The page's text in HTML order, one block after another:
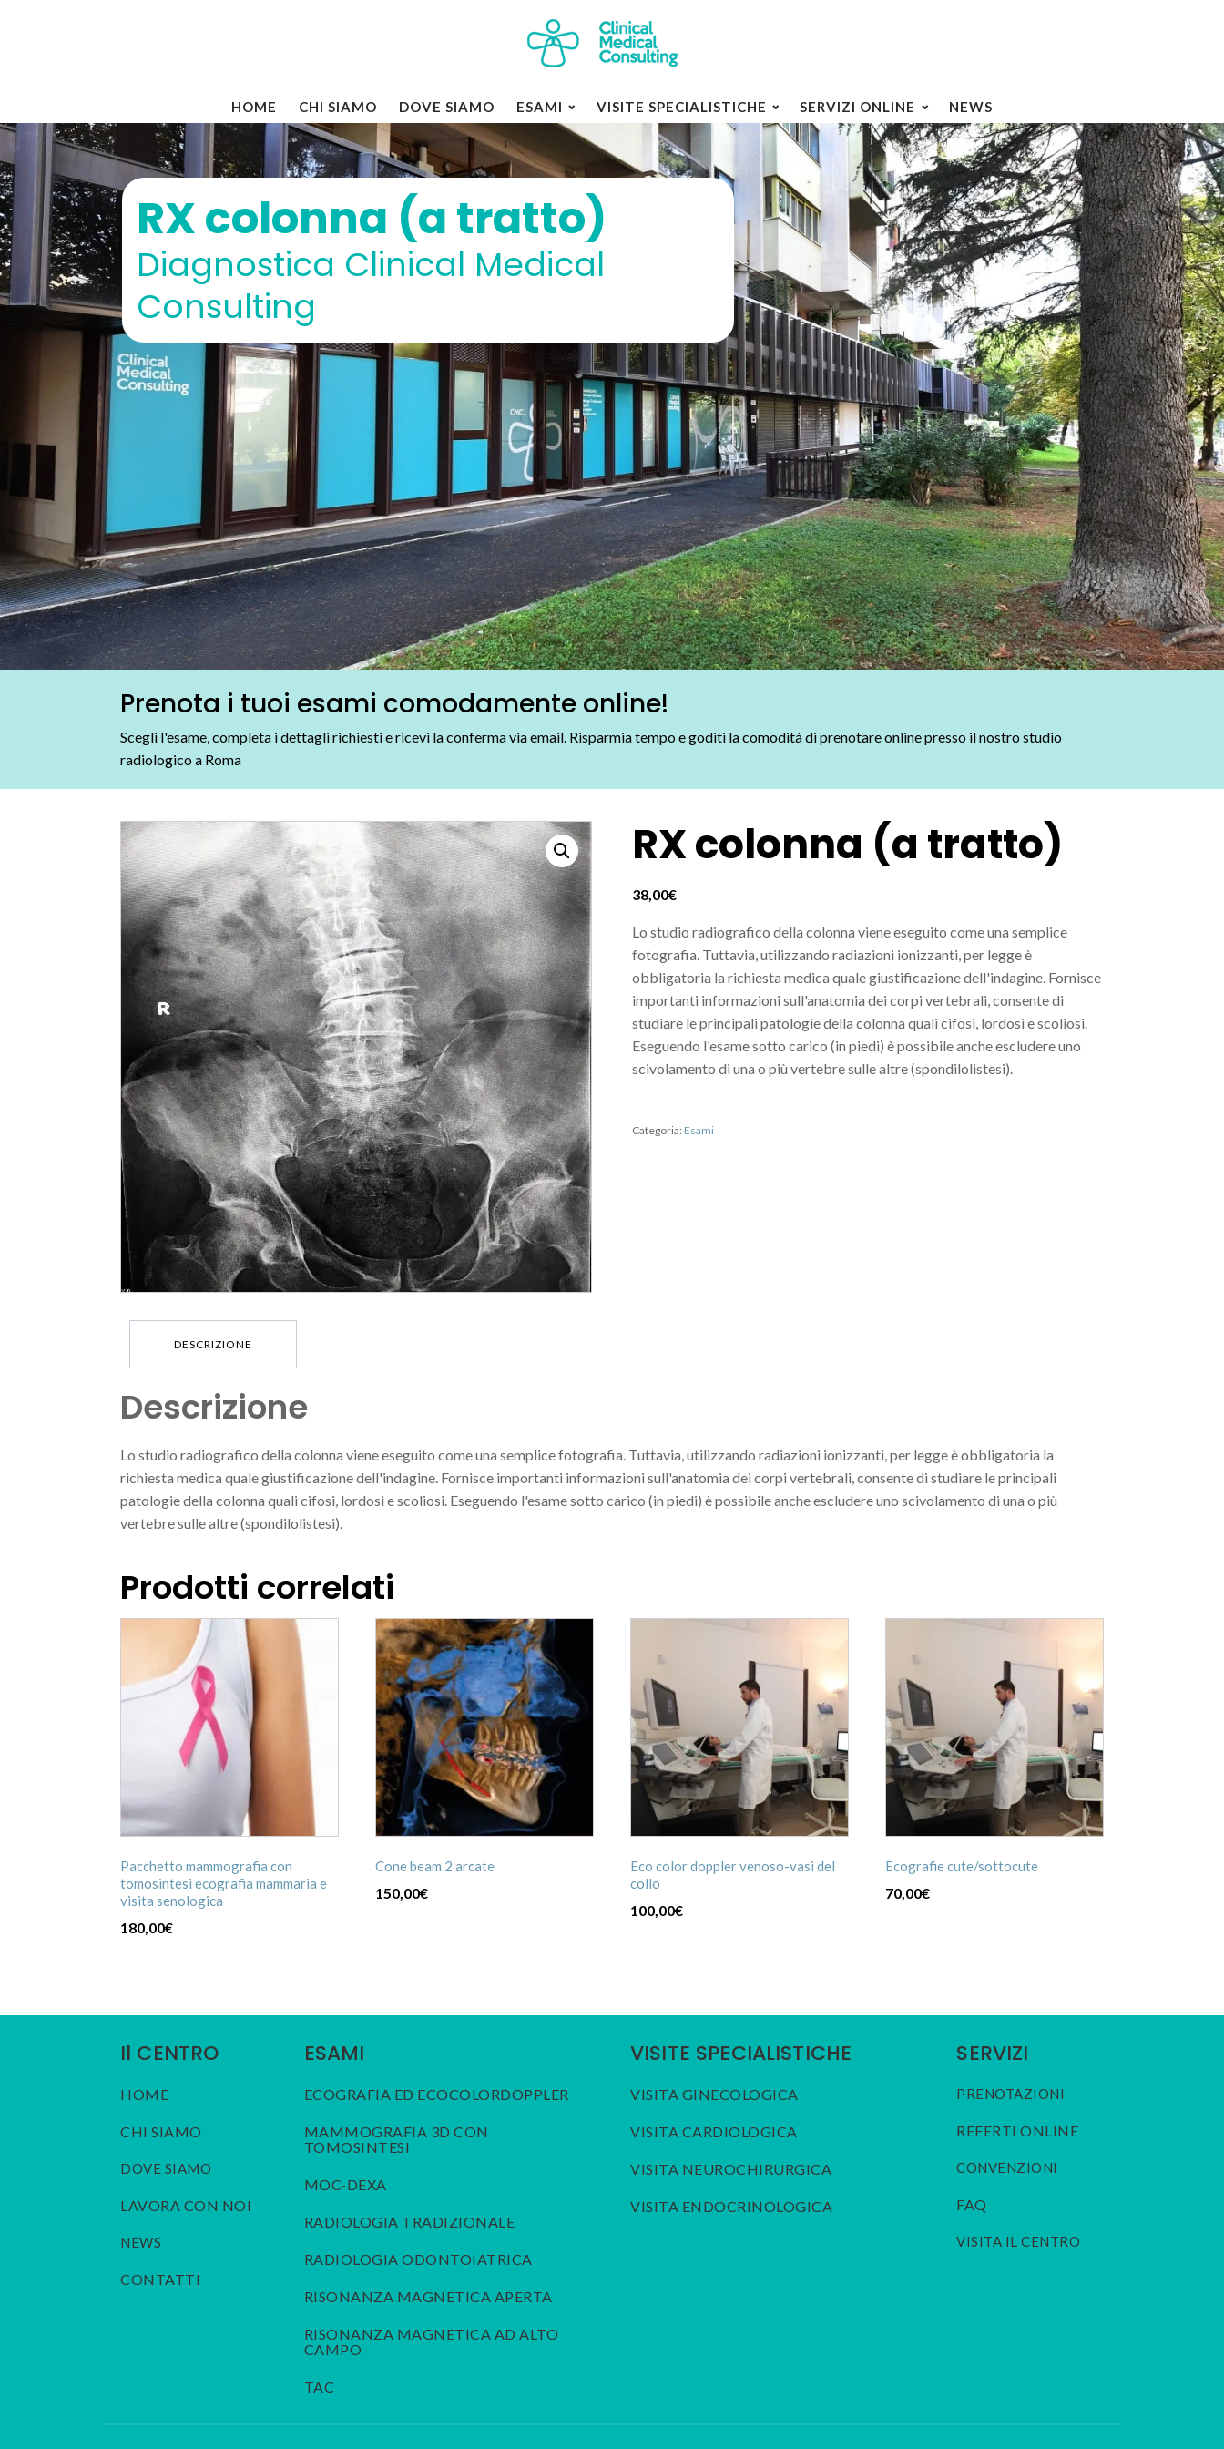
HOME CHI SIAMO DOVE SIAMO ESAMI VISITE SPECIALISTICHE SERVIZI ONLINE NEWS
RX colonna (a tratto)
Diagnostica Clinical Medical
Consulting
Prenota i tuoi esami comodamente online!
Scegli l'esame, completa i dettagli richiesti e ricevi la conferma via email. Risparmia tempo e goditi la comodità di prenotare online presso il nostro studio
radiologico a Roma
RX colonna (a tratto)
38,00€
Lo studio radiografico della colonna viene eseguito come una semplice
fotografia. Tuttavia, utilizzando radiazioni ionizzanti, per legge è
obbligatoria la richiesta medica quale giustificazione dell'indagine. Fornisce
importanti informazioni sull'anatomia dei corpi vertebrali, consente di
studiare le principali patologie della colonna quali cifosi, lordosi e scoliosi.
Eseguendo l'esame sotto carico (in piedi) è possibile anche escludere uno
scivolamento di una o più vertebre sulle altre (spondilolistesi).
Categoria: Esami
DESCRIZIONE
Descrizione
Lo studio radiografico della colonna viene eseguito come una semplice fotografia. Tuttavia, utilizzando radiazioni ionizzanti, per legge è obbligatoria la
richiesta medica quale giustificazione dell'indagine. Fornisce importanti informazioni sull'anatomia dei corpi vertebrali, consente di studiare le principali
patologie della colonna quali cifosi, lordosi e scoliosi. Eseguendo l'esame sotto carico (in piedi) è possibile anche escludere uno scivolamento di una o più
vertebre sulle altre (spondilolistesi).
Prodotti correlati
Pacchetto mammografia con
tomosintesi ecografia mammaria e
visita senologica
180,00€
Cone beam 2 arcate
150,00€
Eco color doppler venoso-vasi del
collo
100,00€
Ecografie cute/sottocute
70,00€
Il CENTRO
HOME
CHI SIAMO
DOVE SIAMO
LAVORA CON NOI
NEWS
CONTATTI
ESAMI
ECOGRAFIA ED ECOCOLORDOPPLER
MAMMOGRAFIA 3D CON
TOMOSINTESI
MOC-DEXA
RADIOLOGIA TRADIZIONALE
RADIOLOGIA ODONTOIATRICA
RISONANZA MAGNETICA APERTA
RISONANZA MAGNETICA AD ALTO
CAMPO
TAC
VISITE SPECIALISTICHE
VISITA GINECOLOGICA
VISITA CARDIOLOGICA
VISITA NEUROCHIRURGICA
VISITA ENDOCRINOLOGICA
SERVIZI
PRENOTAZIONI
REFERTI ONLINE
CONVENZIONI
FAQ
VISITA IL CENTRO